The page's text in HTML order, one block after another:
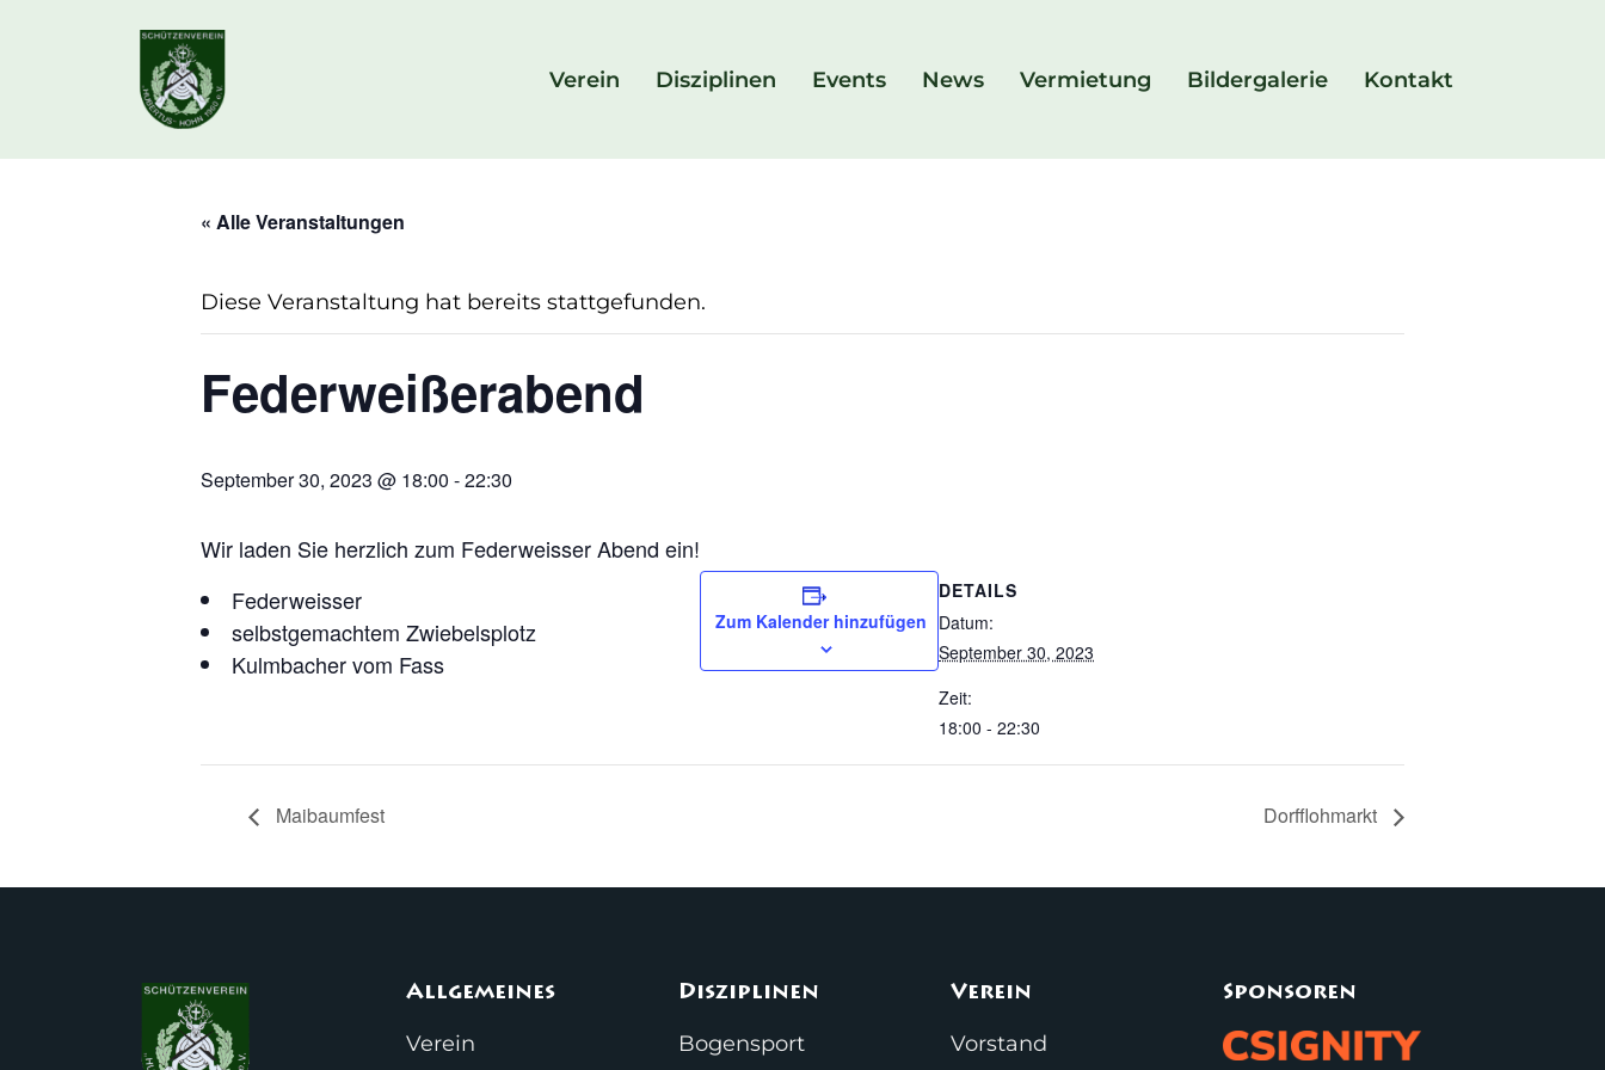
Verein Disziplinen Events News Vermietung Bildergalerie Kontakt
« Alle Veranstaltungen
Diese Veranstaltung hat bereits stattgefunden.
Federweißerabend
September 30, 2023 @ 18:00 -22:30
Wir laden Sie herzlich zum Federweisser Abend ein!
Federweisser
selbstgemachtem Zwiebelsplotz
Kulmbacher vom Fass
Zum Kalender hinzufügen
DETAILS
Datum:
September 30, 2023
Zeit:
18:00 - 22:30
Maibaumfest Dorfflohmarkt
Allgemeines
Verein
Disziplinen
Bogensport
Verein
Vorstand
Sponsoren